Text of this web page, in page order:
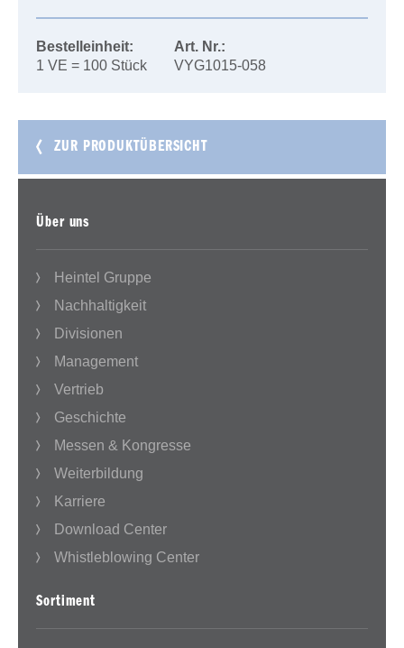
Bestelleinheit:
Art. Nr.:
1 VE = 100 Stück
VYG1015-058
ZUR PRODUKTÜBERSICHT
Über uns
Heintel Gruppe
Nachhaltigkeit
Divisionen
Management
Vertrieb
Geschichte
Messen & Kongresse
Weiterbildung
Karriere
Download Center
Whistleblowing Center
Sortiment